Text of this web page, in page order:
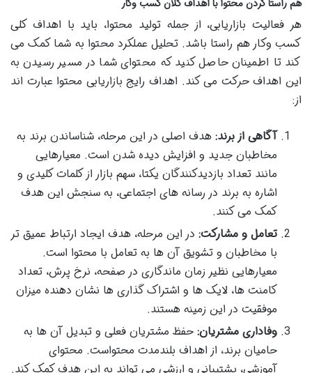
هم راستا کردن محتوا با اهداف کلان کسب وکار
هر فعالیت بازاریابی، از جمله تولید محتوا، باید با اهداف کلی
کسب وکار هم راستا باشد. تحلیل عملکرد محتوا به شما کمک می
کند تا اطمینان حاصل کنید که محتوای شما در مسیر رسیدن به
این اهداف حرکت می کند. اهداف رایج بازاریابی محتوا عبارت اند
از:
آگاهی از برند: هدف اصلی در این مرحله، شناساندن برند به
مخاطبان جدید و افزایش دیده شدن است. معیارهایی
مانند تعداد بازدیدکنندگان یکتا، سهم بازار از کلمات کلیدی و
اشاره به برند در رسانه های اجتماعی، به سنجش این هدف
کمک می کنند.
تعامل و مشارکت: در این مرحله، هدف ایجاد ارتباط عمیق تر
با مخاطبان و تشویق آن ها به تعامل با محتوا است.
معیارهایی نظیر زمان ماندگاری در صفحه، نرخ پرش، تعداد
کامنت ها، لایک ها و اشتراک گذاری ها نشان دهنده میزان
موفقیت در این زمینه هستند.
وفاداری مشتریان: حفظ مشتریان فعلی و تبدیل آن ها به
حامیان برند، از اهداف بلندمدت محتواست. محتوای
آموزشی، پشتیبانی و ارزشی می تواند به این هدف کمک کند.